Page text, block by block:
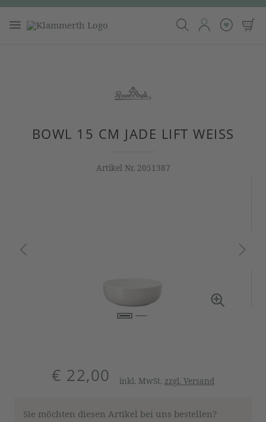
BOWL 15 CM JADE LIFT WEISS
Artikel Nr. 2051387
€ 22,00 inkl. MwSt. zzgl. Versand
Sie möchten diesen Artikel bei uns bestellen?